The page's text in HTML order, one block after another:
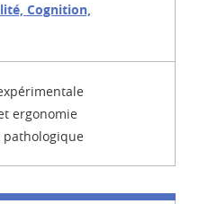
Cognition,
ergonomie
pathologique